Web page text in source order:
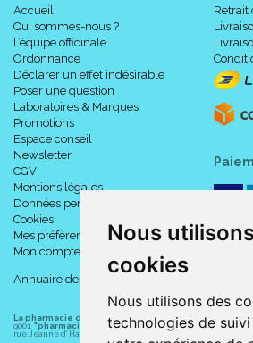
Nous
cookies
Nous utilisons des
technologies de
Accueil
Qui sommes-nous ?
L’équipe officinale
Ordonnance
Déclarer un effet indésirable
Poser une question
Laboratoires & Marques
Promotions
Espace conseil
Newsletter
CGV
Mentions légales
Données personnelles
Cookies
Mes préférences Cookies
Mon compte
Annuaire des pharmacies
Retrait
La pharmacie du centre à Albert
(80300) est une
9001. "pharmacie-du-centre-albert.fr " est le site internet
rue Jeanne d' Harcourt, 80300 Albert.